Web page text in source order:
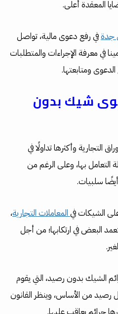
المعقدة أعلى.
جدةفي رفع دعوى مالية، تواصل
في معرفة الإجراءات والمتطلبات
ومتابعتها.
شيك بدون
التجارية وأكثرها تداولًا في
التعامل بها، وعلى الرغم من
أيضًا سلبيات.
الشيكات في المعاملات التجارية،
البعض في ارتكابها؛ من أجل
الشيك بدون رصيد، التي يقوم
رصيد من الأساس، وينظر القانون